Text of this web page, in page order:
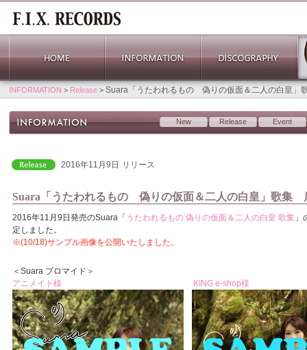
INFORMATION > Release > Suara「うたわれるもの 偽りの仮面＆二人の白皇」
New Release Event
2016年11月9日 リリース
Suara「うたわれるもの 偽りの仮面＆二人の白皇」歌集
2016年11月9日発売のSuara「 うたわれるもの 偽りの仮面＆二人の白皇 歌集 」
定しました。
※(10/18)サンプル画像を公開いたしました。
＜Suara ブロマイド＞
アニメイト様
KING e-shop様